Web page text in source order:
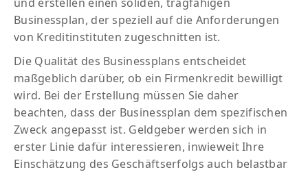
Businessplan, der speziell auf die Anforderungen
von Kreditinstituten zugeschnitten ist.
Die Qualität des Businessplans entscheidet
maßgeblich darüber, ob ein Firmenkredit bewilligt
wird. Bei der Erstellung müssen Sie daher
beachten, dass der Businessplan dem spezifischen
Zweck angepasst ist. Geldgeber werden sich in
erster Linie dafür interessieren, inwieweit Ihre
Einschätzung des Geschäftserfolgs auch belastbar